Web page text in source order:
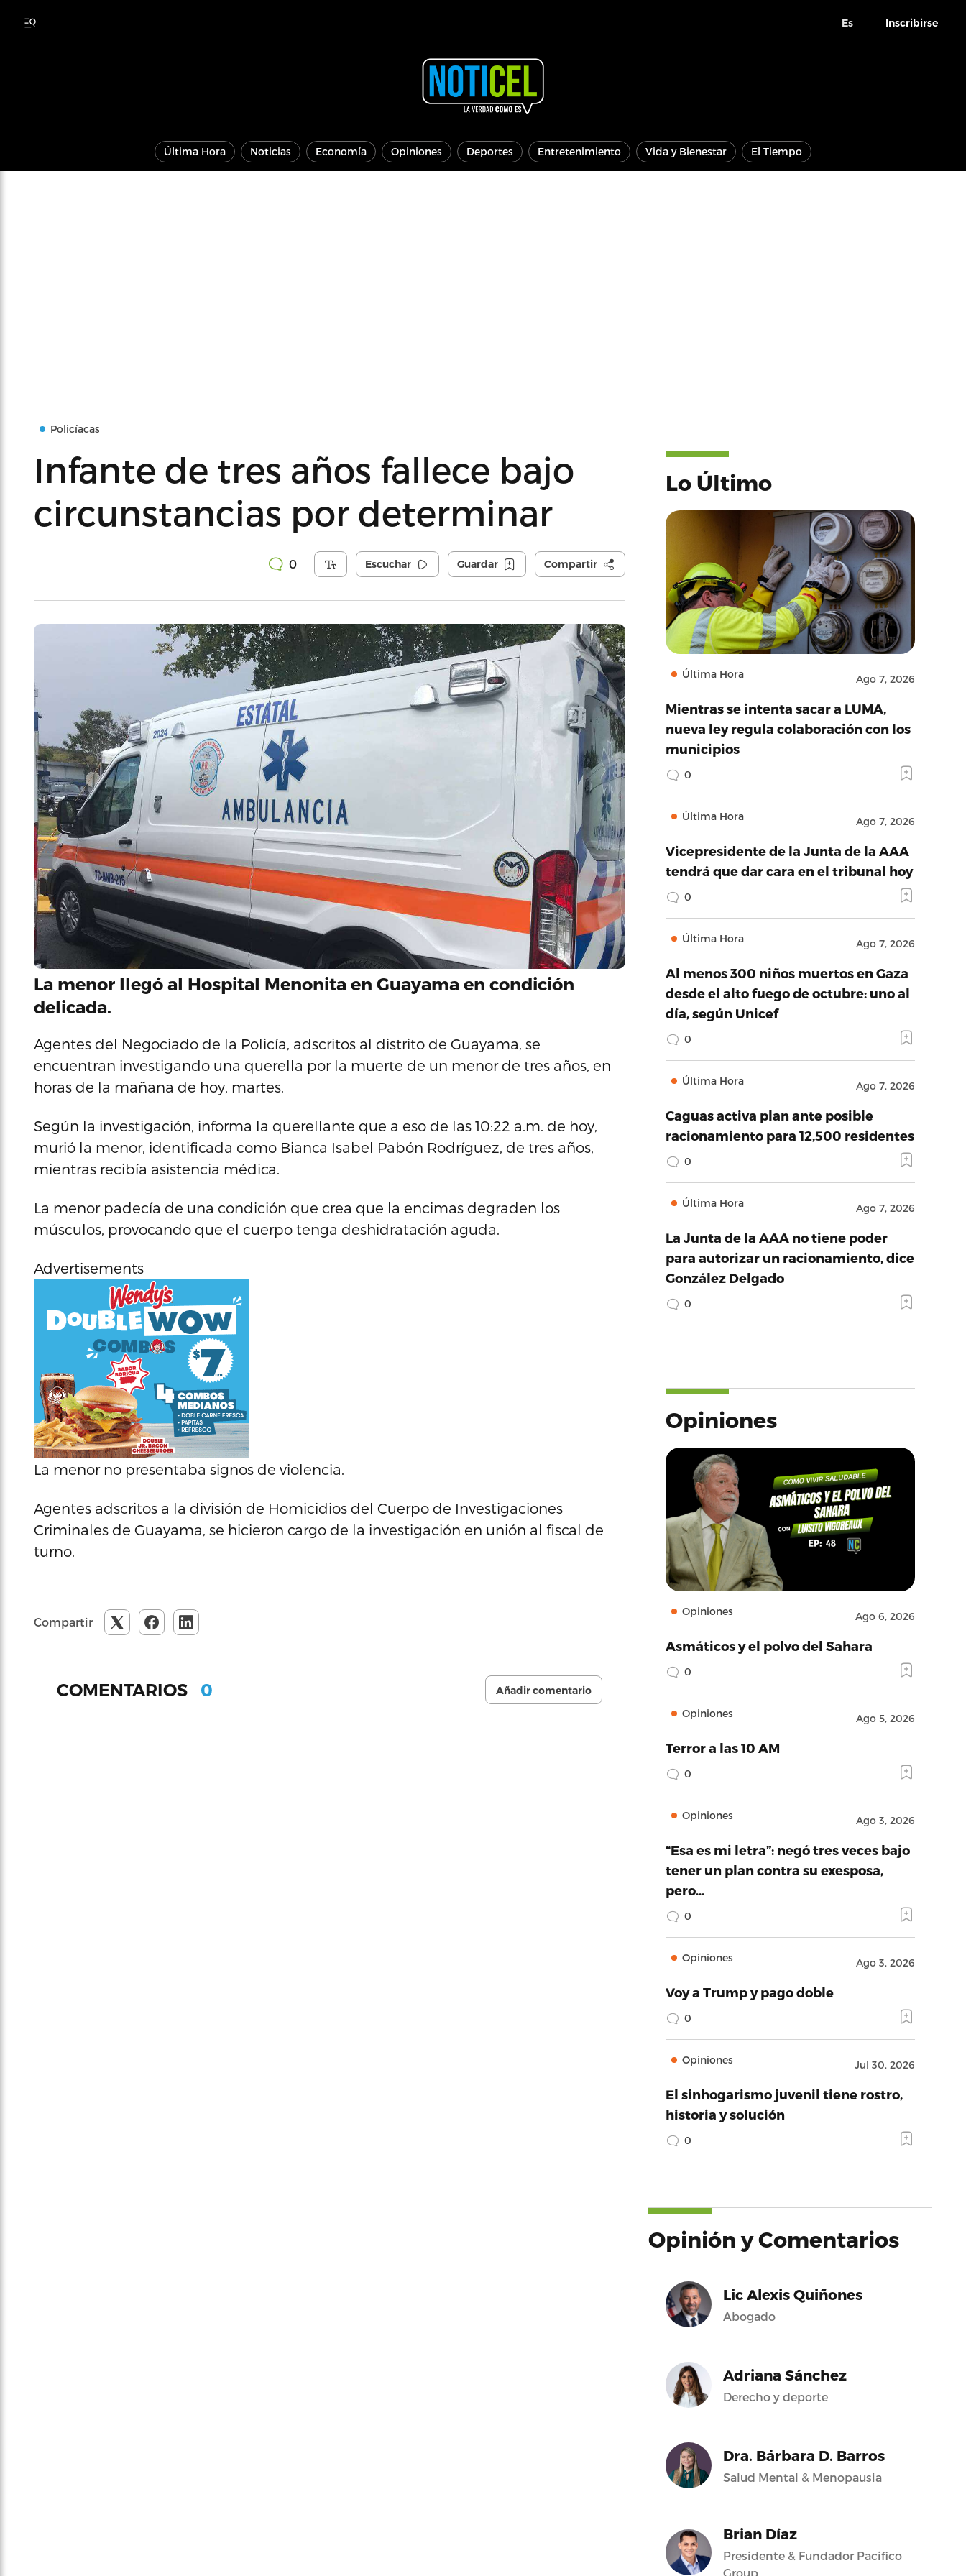
Es Inscribirse
Última Hora Noticias Economía Opiniones Deportes Entretenimiento Vida y Bienestar El Tiempo
Policíacas
Infante de tres años fallece bajo
circunstancias por determinar
0 Escuchar Guardar Compartir
La menor llegó al Hospital Menonita en Guayama en condición
delicada.
Agentes del Negociado de la Policía, adscritos al distrito de Guayama, se
encuentran investigando una querella por la muerte de un menor de tres años, en
horas de la mañana de hoy, martes.
Según la investigación, informa la querellante que a eso de las 10:22 a.m. de hoy,
murió la menor, identificada como Bianca Isabel Pabón Rodríguez, de tres años,
mientras recibía asistencia médica.
La menor padecía de una condición que crea que la encimas degraden los
músculos, provocando que el cuerpo tenga deshidratación aguda.
Advertisements
La menor no presentaba signos de violencia.
Agentes adscritos a la división de Homicidios del Cuerpo de Investigaciones
Criminales de Guayama, se hicieron cargo de la investigación en unión al fiscal de
turno.
Compartir
COMENTARIOS 0 Añadir comentario
Lo Último
Última Hora Ago 7, 2026
Mientras se intenta sacar a LUMA,
nueva ley regula colaboración con los
municipios
0
Última Hora Ago 7, 2026
Vicepresidente de la Junta de la AAA
tendrá que dar cara en el tribunal hoy
0
Última Hora Ago 7, 2026
Al menos 300 niños muertos en Gaza
desde el alto fuego de octubre: uno al
día, según Unicef
0
Última Hora Ago 7, 2026
Caguas activa plan ante posible
racionamiento para 12,500 residentes
0
Última Hora Ago 7, 2026
La Junta de la AAA no tiene poder
para autorizar un racionamiento, dice
González Delgado
0
Opiniones
Opiniones Ago 6, 2026
Asmáticos y el polvo del Sahara
0
Opiniones Ago 5, 2026
Terror a las 10 AM
0
Opiniones Ago 3, 2026
“Esa es mi letra”: negó tres veces bajo
tener un plan contra su exesposa,
pero…
0
Opiniones Ago 3, 2026
Voy a Trump y pago doble
0
Opiniones Jul 30, 2026
El sinhogarismo juvenil tiene rostro,
historia y solución
0
Opinión y Comentarios
Lic Alexis Quiñones
Abogado
Adriana Sánchez
Derecho y deporte
Dra. Bárbara D. Barros
Salud Mental & Menopausia
Brian Díaz
Presidente & Fundador Pacifico
Group